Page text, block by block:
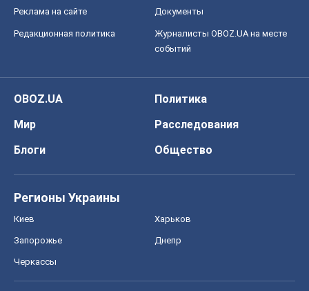
Реклама на сайте Документы
Редакционная политика
Журналисты OBOZ.UA на месте
событий
OBOZ.UA
Политика
Мир
Расследования
Блоги
Общество
Регионы Украины
Киев Харьков
Запорожье Днепр
Черкассы